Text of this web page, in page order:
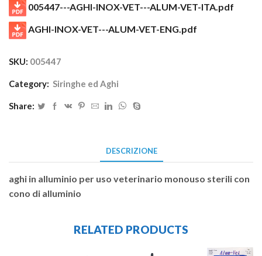
005447---AGHI-INOX-VET---ALUM-VET-ITA.pdf
AGHI-INOX-VET---ALUM-VET-ENG.pdf
SKU: 005447
Category: Siringhe ed Aghi
Share:
DESCRIZIONE
aghi in alluminio per uso veterinario monouso sterili con
cono di alluminio
RELATED PRODUCTS